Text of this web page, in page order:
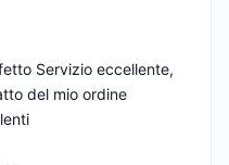
Servizio eccellente,
del mio ordine